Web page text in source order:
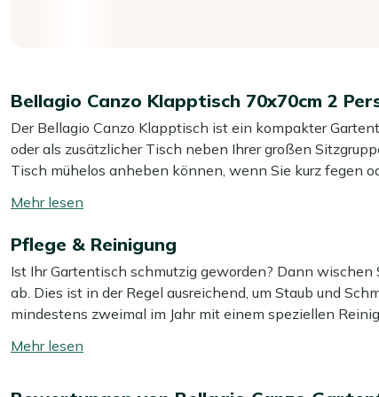
Bellagio Canzo Klapptisch 70x70cm 2
Der Bellagio Canzo Klapptisch ist ein kompakter
oder als zusätzlicher Tisch neben Ihrer großen
Tisch mühelos anheben können, wenn Sie kurz fegen
seinem Maß von 70x70 cm haben Sie ausreichend
Terrasse einnimmt. Klappen Sie ihn zusammen,
praktisch, wenn Sie nicht viel Stauraum haben.
Eigenschaften
– ideal, wenn Ihr Balkon nicht allzu groß ist.
den Schatten wechseln möchten.
umschalten
Pflege & Reinigung
Ist Ihr Gartentisch schmutzig geworden? Dann
ab. Dies ist in der Regel ausreichend, um Staub und
mindestens zweimal im Jahr mit einem speziellen
Hochdruckreinigers, da dies das Material beschädigen